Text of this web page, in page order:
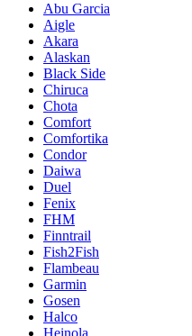
Abu Garcia
Aigle
Akara
Alaskan
Black Side
Chiruca
Chota
Comfort
Comfortika
Condor
Daiwa
Duel
Fenix
FHM
Finntrail
Fish2Fish
Flambeau
Garmin
Gosen
Halco
Heinola